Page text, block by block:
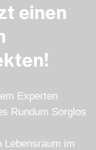
einen
Experten
Rundum Sorglos
Lebensraum im